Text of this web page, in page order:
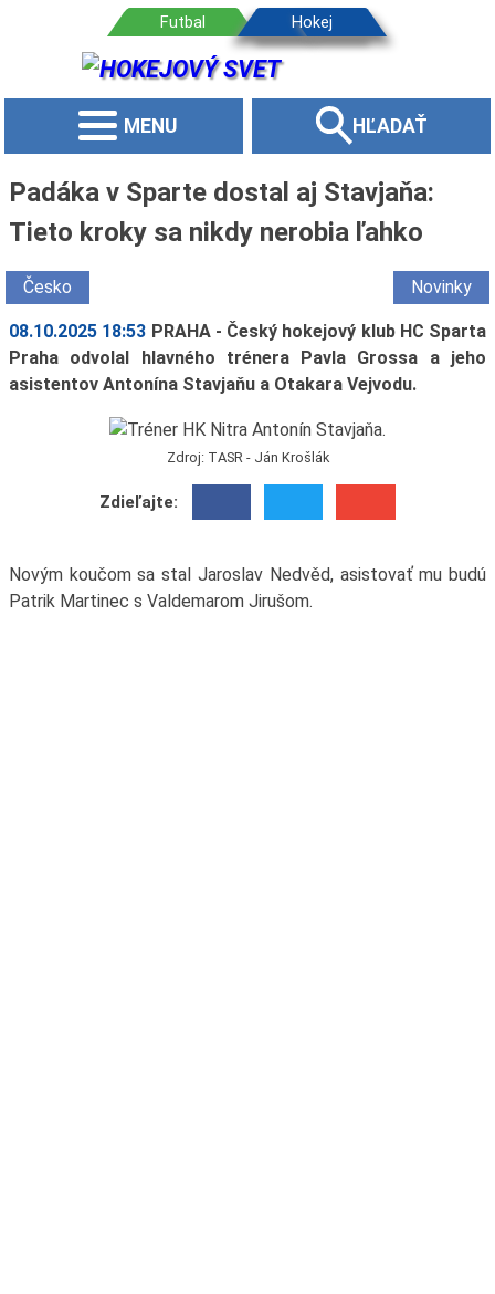
MENU HĽADAŤ
Padáka v Sparte dostal aj Stavjaňa:
Tieto kroky sa nikdy nerobia ľahko
Česko Novinky
08.10.2025 18:53 PRAHA - Český hokejový klub HC Sparta
Praha odvolal hlavného trénera Pavla Grossa a jeho
asistentov Antonína Stavjaňu a Otakara Vejvodu.
Zdroj: TASR - Ján Krošlák
Zdieľajte:
Novým koučom sa stal Jaroslav Nedvěd, asistovať mu budú
Patrik Martinec s Valdemarom Jirušom.